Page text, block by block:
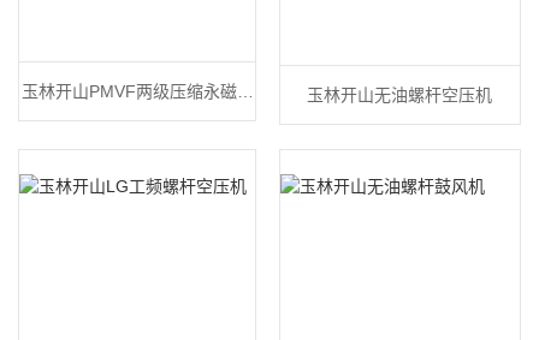
玉林开山PMVF两级压缩永磁变
频空压机
玉林开山无油螺杆空压机